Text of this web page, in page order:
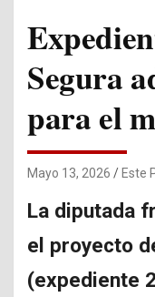
Segura
para el
Mayo 13, 2026 Este
La diputada
el proyecto
(expediente